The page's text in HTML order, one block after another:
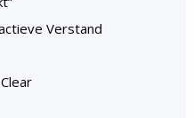
Verstand